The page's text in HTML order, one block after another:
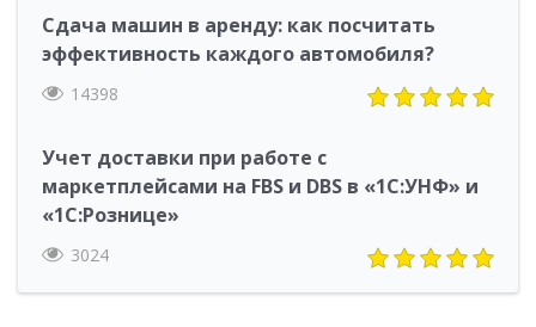
Сдача машин в аренду: как посчитать
эффективность каждого автомобиля?
14398
Учет доставки при работе с
маркетплейсами на FBS и DBS в «1С:УНФ» и
«1С:Рознице»
3024